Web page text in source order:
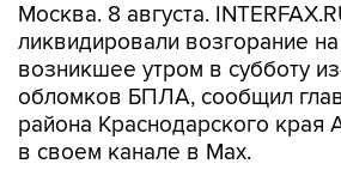
Москва. 8 августа.
ликвидировали возгорание
возникшее утром в субботу
обломков БПЛА, сообщил
района Краснодарского края
в своем канале в Max.